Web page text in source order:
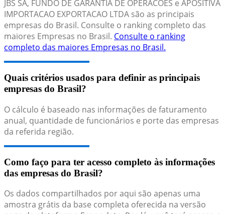
JBS SA, FUNDO DE GARANTIA DE OPERACOES e APOSITIVA
IMPORTACAO EXPORTACAO LTDA são as principais
empresas do Brasil. Consulte o ranking completo das
maiores Empresas no Brasil. Consulte o ranking
completo das maiores Empresas no Brasil.
Quais critérios usados para definir as principais
empresas do Brasil?
O cálculo é baseado nas informações de faturamento
anual, quantidade de funcionários e porte das empresas
da referida região.
Como faço para ter acesso completo às informações
das empresas do Brasil?
Os dados compartilhados por aqui são apenas uma
amostra grátis da base completa oferecida na versão